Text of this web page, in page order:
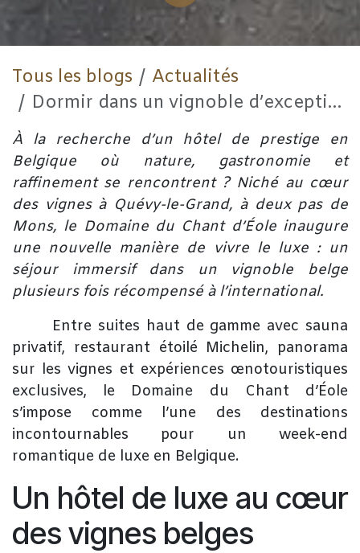
Tous les blogs
Actualités
Dormir dans un vignoble d’exception en Belgique : l’excellence n'a plus de limite au Domaine du Chant d’Éole
À la recherche d’un hôtel de prestige en
Belgique où nature, gastronomie et
raffinement se rencontrent ? Niché au cœur
des vignes à Quévy-le-Grand, à deux pas de
Mons, le Domaine du Chant d’Éole inaugure
une nouvelle manière de vivre le luxe : un
séjour immersif dans un vignoble belge
plusieurs fois récompensé à l’international.
​Entre suites haut de gamme avec sauna
privatif, restaurant étoilé Michelin, panorama
sur les vignes et expériences œnotouristiques
exclusives, le Domaine du Chant d’Éole
s’impose comme l’une des destinations
incontournables pour un week-end
romantique de luxe en Belgique.
Un hôtel de luxe au cœur
des vignes belges